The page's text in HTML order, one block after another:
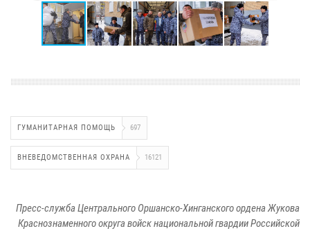
ГУМАНИТАРНАЯ ПОМОЩЬ 697
ВНЕВЕДОМСТВЕННАЯ ОХРАНА 16121
Пресс-служба Центрального Оршанско-Хинганского ордена Жукова
Краснознаменного округа войск национальной гвардии Российской